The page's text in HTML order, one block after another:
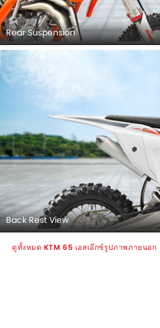
Rear Suspension
Back Rest View
KTM 65 เอสเอ๊กซ์รูปภาพภายนอก